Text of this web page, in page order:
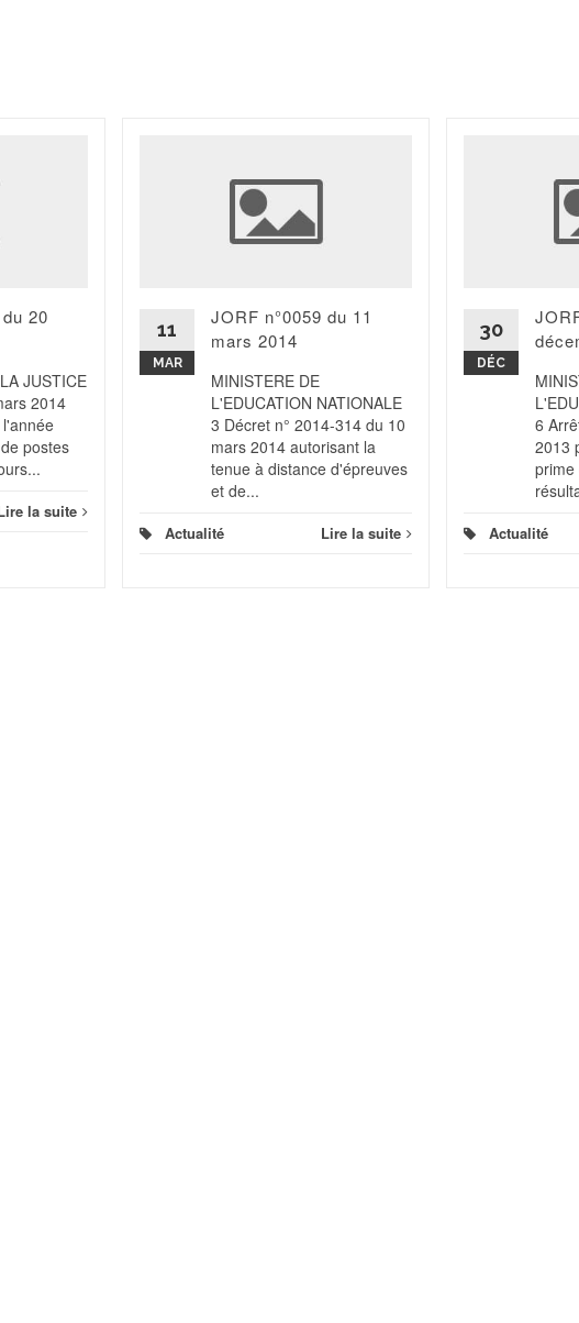
20
JUSTICE
2014
postes
la suite
11
MAR
JORF n°0059 du 11
mars 2014
MINISTERE DE
L'EDUCATION NATIONALE
3 Décret n° 2014-314 du 10
mars 2014 autorisant la
tenue à distance d'épreuves
et de...
Actualité Lire la suite
30
DÉC
6
2013
prime
Actualité